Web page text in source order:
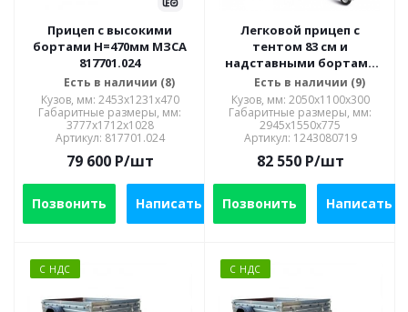
Прицеп с высокими
бортами Н=470мм МЗСА
817701.024
Есть в наличии (8)
Кузов, мм: 2453x1231x470
Габаритные размеры, мм:
3777x1712x1028
Артикул: 817701.024
79 600P/шт
Позвонить Написать
Легковой прицеп с
тентом 83 см и
надставными бортами
МЗСА 817700.002
Есть в наличии (9)
Кузов, мм: 2050x1100x300
Габаритные размеры, мм:
2945х1550х775
Артикул: 1243080719
82 550P/шт
Позвонить Написать
С НДС С НДС